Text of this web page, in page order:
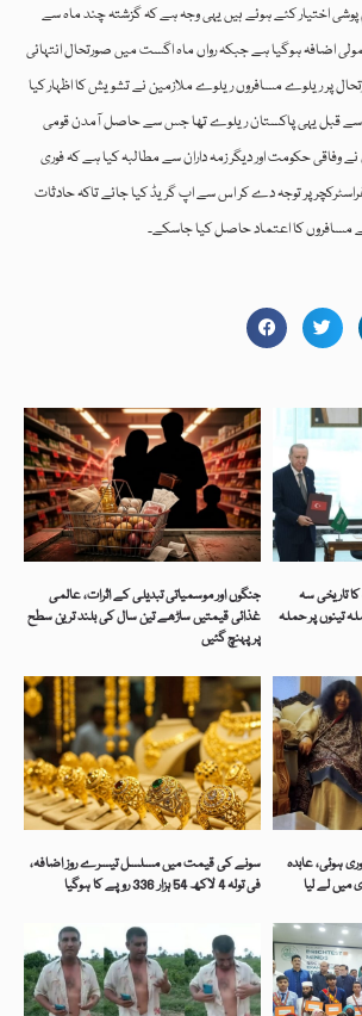
اختیار کئے ہوئے ہیں یہی وجہ ہے کہ گزشتہ چند ماہ سے
اضافہ ہوگیا ہے جبکہ رواں ماہ اگست میں صورتحال انتہائی
پر ریلوے مسافروں ریلوے ملازمین نے تشویش کا اظہار کیا
ان کا کہنا ہے کہ 1980ء سے قبل یہی پاکستان ریلوے تھا جس سے حاصل آمدن قومی
وفاقی حکومت اور دیگر زمہ داران سے مطالبہ کیا ہے کہ فوری
پر توجہ دے کر اس سے اپ گریڈ کیا جائے تاکہ حادثات
مسافروں کا اعتماد حاصل کیا جاسکے۔
جنگوں اور موسمیاتی تبدیلی کے اثرات، عالمی
غذائی قیمتیں ساڑھے تین سال کی بلند ترین سطح
پر پہنچ گئیں
تاریخی سہ
تینوں پر حملہ
سونے کی قیمت میں مسلسل تیسرے روز اضافہ،
فی تولہ 4 لاکھ 54 ہزار 336 روپے کا ہوگیا
ہوئی، عابدہ
میں لے لیا